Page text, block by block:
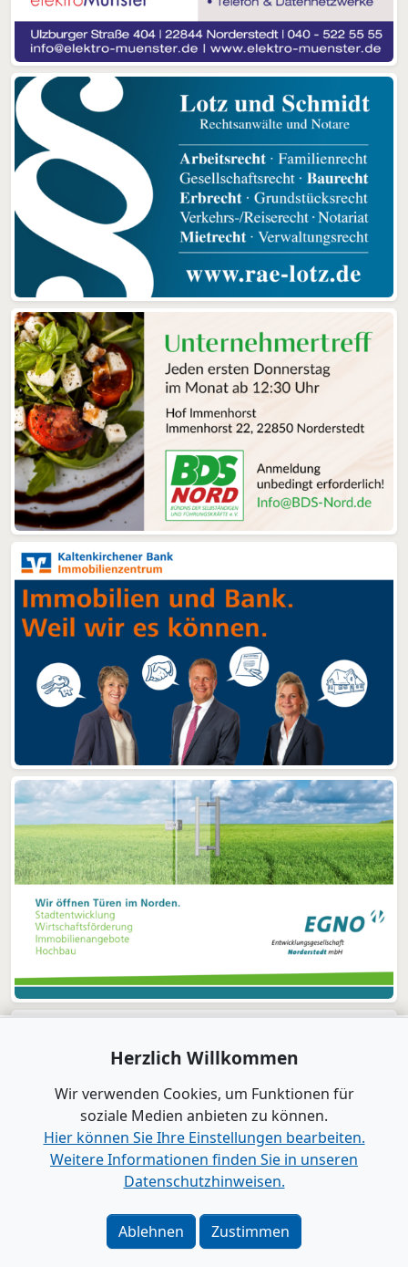
Impressum
|Datenschutz|Barrierefreiheit
Google als bevorzugte Quelle merken
Herzlich Willkommen
Wir verwenden Cookies, um Funktionen für
soziale Medien anbieten zu können.
Hier können Sie Ihre Einstellungen bearbeiten.
Weitere Informationen finden Sie in unseren
Datenschutzhinweisen.
Ablehnen Zustimmen